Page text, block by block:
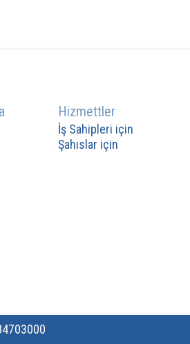
Hizmettler
İş Sahipleri için
Şahıslar için